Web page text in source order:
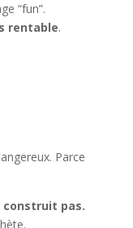
“fun”.
rentable.
Parce
construit pas.